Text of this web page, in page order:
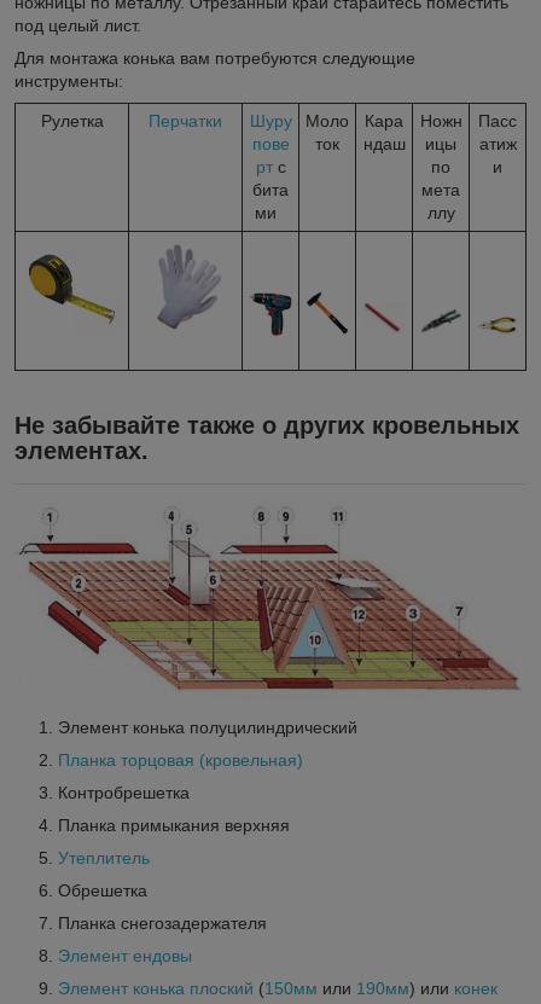
под целый лист.
Для монтажа конька вам потребуются следующие
инструменты:
Рулетка Перчатки
Шуру
пове
ртс
бита
ми
Моло
ток
Кара
ндаш
Ножн
ицы
по
мета
ллу
Пасс
атиж
и
Не забывайте также о других кровельных
элементах.
Элемент конька полуцилиндрический
Планка торцовая (кровельная)
Контробрешетка
Планка примыкания верхняя
Утеплитель
Обрешетка
Планка снегозадержателя
Элемент ендовы
Элемент конька плоский (150мм или 190мм) или конек